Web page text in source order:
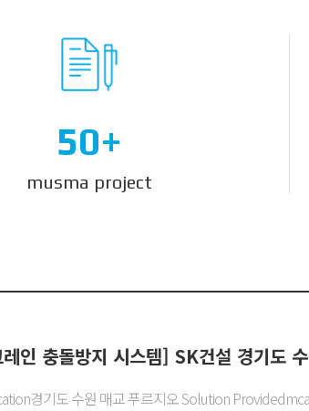
50+
musma project
인 충돌방지 시스템] SK건설 경기도
경기도 수원 매교 푸르지오 Solution